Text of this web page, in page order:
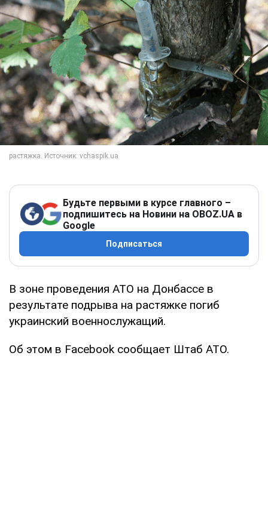
Будьте первыми в курсе главного –
подпишитесь на Новини на OBOZ.UA в
Google
Подписаться
В зоне проведения АТО на Донбассе в
результате подрыва на растяжке погиб
украинский военнослужащий.
Об этом в Facebook сообщает Штаб АТО.